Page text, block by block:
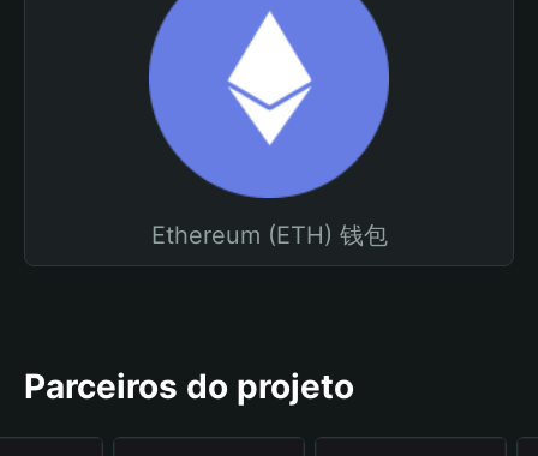
Ethereum (ETH) 钱包
Parceiros do projeto